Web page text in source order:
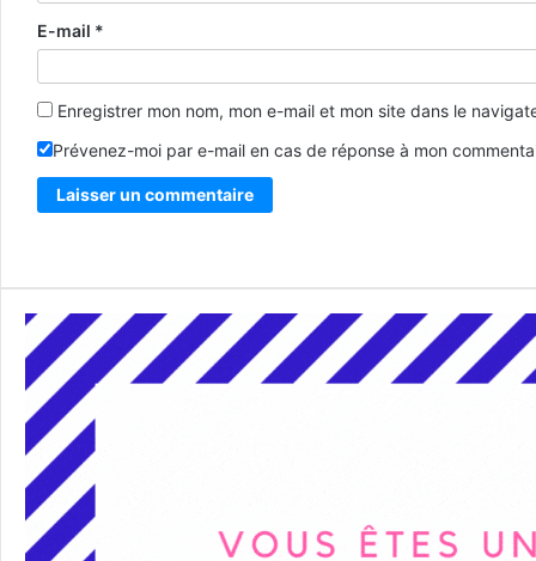
E-mail *
Enregistrer mon nom, mon e-mail et mon site dans le
Prévenez-moi par e-mail en cas de réponse à mon